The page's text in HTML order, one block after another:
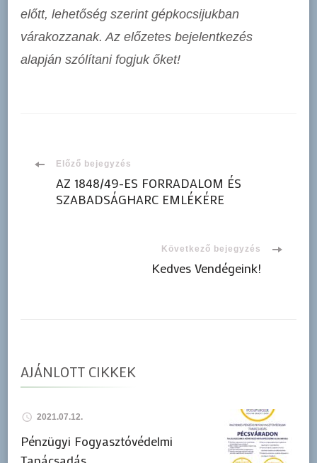
előtt, lehetőség szerint gépkocsijukban
várakozzanak. Az előzetes bejelentkezés
alapján szólítani fogjuk őket!
Bejegyzések
navigációja
Előző bejegyzés
AZ 1848/49-ES FORRADALOM ÉS
SZABADSÁGHARC EMLÉKÉRE
Következő bejegyzés
Kedves Vendégeink!
AJÁNLOTT CIKKEK
2021.07.12.
Pénzügyi Fogyasztóvédelmi